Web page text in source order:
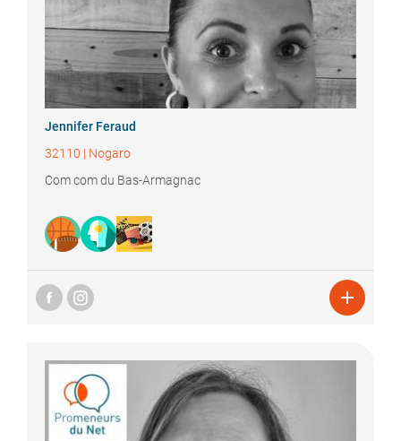
Jennifer Feraud
32110 | Nogaro
Com com du Bas-Armagnac
